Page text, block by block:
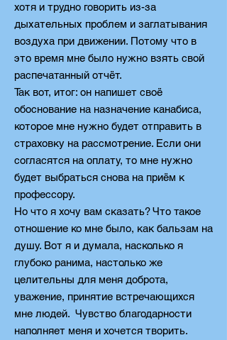
хотя и трудно говорить из-за
дыхательных проблем и заглатывания
воздуха при движении. Потому что в
это время мне было нужно взять свой
распечатанный отчёт.
Так вот, итог: он напишет своё
обоснование на назначение канабиса,
которое мне нужно будет отправить в
страховку на рассмотрение. Если они
согласятся на оплату, то мне нужно
будет выбраться снова на приём к
профессору.
Но что я хочу вам сказать? Что такое
отношение ко мне было, как бальзам на
душу. Вот я и думала, насколько я
глубоко ранима, настолько же
целительны для меня доброта,
уважение, принятие встречающихся
мне людей. Чувство благодарности
наполняет меня и хочется творить.